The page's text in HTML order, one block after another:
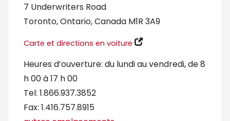
7 Underwriters Road
Toronto, Ontario, Canada M1R 3A9
Carte et directions en voiture
Heures d’ouverture: du lundi au vendredi, de 8
h 00 à 17 h 00
Tel: 1.866.937.3852
Fax: 1.416.757.8915